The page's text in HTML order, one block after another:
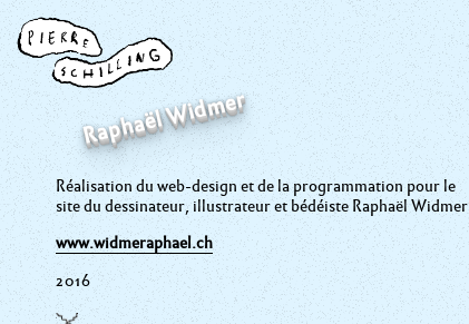
Raphaël Widmer
Réalisation du web-design et de la programmation pour le
site du dessinateur, illustrateur et bédéiste Raphaël Widmer
www.widmeraphael.ch
2016